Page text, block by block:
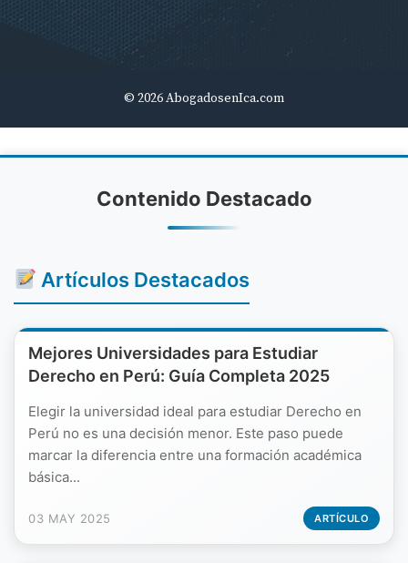
© 2026 AbogadosenIca.com
Contenido Destacado
Artículos Destacados
Mejores Universidades para Estudiar
Derecho en Perú: Guía Completa 2025
Elegir la universidad ideal para estudiar Derecho en
Perú no es una decisión menor. Este paso puede
marcar la diferencia entre una formación académica
básica...
03 MAY 2025 ARTÍCULO